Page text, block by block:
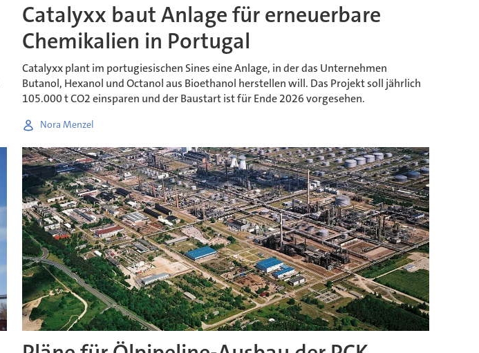
Catalyxx baut Anlage für erneuerbare
Chemikalien in Portugal
Catalyxx plant im portugiesischen Sines eine Anlage, in der das Unternehmen
Butanol, Hexanol und Octanol aus Bioethanol herstellen will. Das Projekt soll jährlich
105.000 t CO2 einsparen und der Baustart ist für Ende 2026 vorgesehen.
Nora Menzel